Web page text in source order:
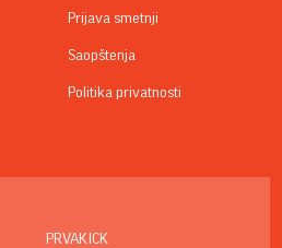
Prijava smetnji
Saopštenja
Politika privatnosti
PRVAKICK